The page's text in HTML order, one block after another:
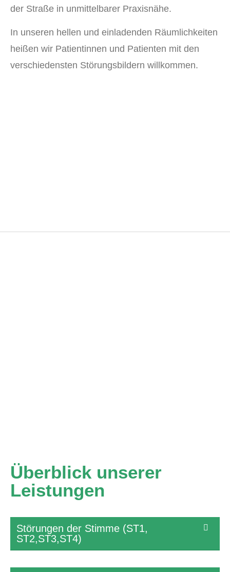
der Straße in unmittelbarer Praxisnähe.
In unseren hellen und einladenden Räumlichkeiten
heißen wir Patientinnen und Patienten mit den
verschiedensten Störungsbildern willkommen.
Überblick unserer
Leistungen
Störungen der Stimme (ST1,
ST2,ST3,ST4)